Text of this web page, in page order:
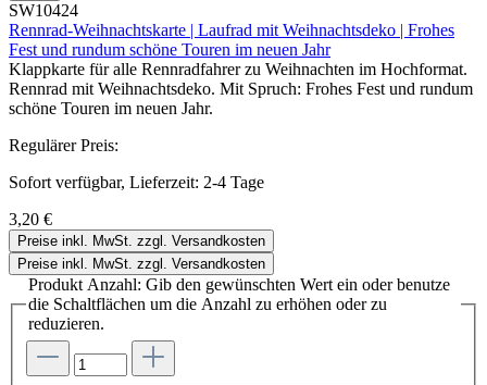
SW10424
Rennrad-Weihnachtskarte | Laufrad mit Weihnachtsdeko | Frohes
Fest und rundum schöne Touren im neuen Jahr
Klappkarte für alle Rennradfahrer zu Weihnachten im Hochformat.
Rennrad mit Weihnachtsdeko. Mit Spruch: Frohes Fest und rundum
schöne Touren im neuen Jahr.
Regulärer Preis:
Sofort verfügbar, Lieferzeit: 2-4 Tage
3,20 €
Preise inkl. MwSt. zzgl. Versandkosten
Preise inkl. MwSt. zzgl. Versandkosten
Produkt Anzahl: Gib den gewünschten Wert ein oder benutze
die Schaltflächen um die Anzahl zu erhöhen oder zu
reduzieren.